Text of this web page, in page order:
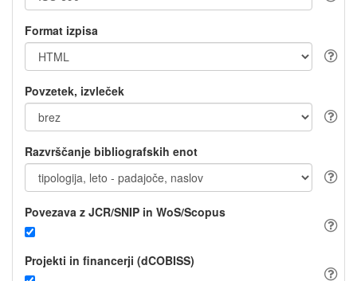
Format izpisa
Povzetek, izvleček
Razvrščanje bibliografskih enot
Povezava z JCR/SNIP in WoS/Scopus
Projekti in financerji (dCOBISS)